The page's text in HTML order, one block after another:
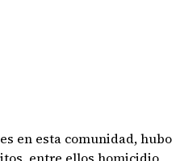
en esta comunidad, hubo